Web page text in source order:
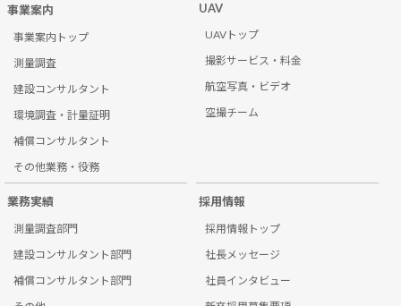
事業案内
事業案内トップ
測量調査
建設コンサルタント
環境調査・計量証明
補償コンサルタント
その他業務・役務
UAV
UAVトップ
撮影サービス・料金
航空写真・ビデオ
空撮チーム
業務実績
測量調査部門
建設コンサルタント部門
補償コンサルタント部門
採用情報
採用情報トップ
社長メッセージ
社員インタビュー